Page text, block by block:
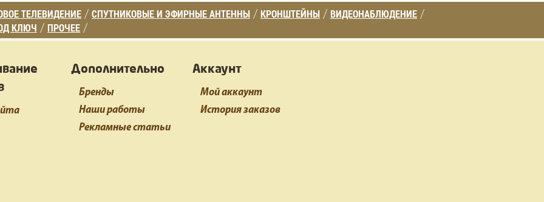
ТЕЛЕВИДЕНИЕ / СПУТНИКОВЫЕ И ЭФИРНЫЕ АНТЕННЫ / КРОНШТЕЙНЫ / ВИДЕОНАБЛЮДЕНИЕ /
КЛЮЧ / ПРОЧЕЕ /
Дополнительно
Бренды
Наши работы
Рекламные статьи
Аккаунт
Мой аккаунт
История заказов